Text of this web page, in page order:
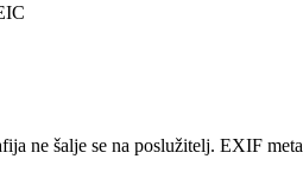
ne šalje se na poslužitelj. EXIF